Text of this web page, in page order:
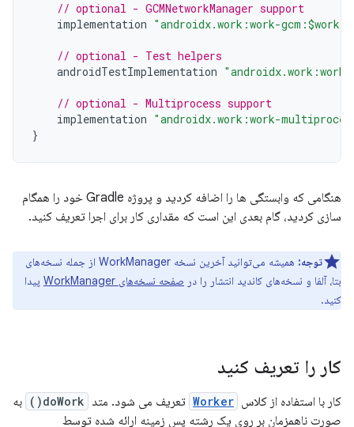
// optional - GCMNetworkManager support
implementation "androidx.work:work-
// optional - Test helpers
androidTestImplementation
// optional - Multiprocess support
implementation "androidx.work:work-
}
هنگامی که وابستگی ها را اضافه کردید و پروژه Gradle خود را همگام
سازی کردید، گام بعدی این است که مقداری کار برای اجرا تعریف کنید.
توجه:
همیشه می‌توانید آخرین نسخه WorkManager از جمله نسخه‌های
بتا، آلفا و نسخه‌های کاندید انتشار را در صفحه نسخه‌های WorkManager
پیدا
کنید.
کار را تعریف کنید
کار با استفاده از کلاس Worker تعریف می شود. متد doWork()
به
صورت ناهمزمان بر روی یک رشته پس زمینه ارائه شده توسط